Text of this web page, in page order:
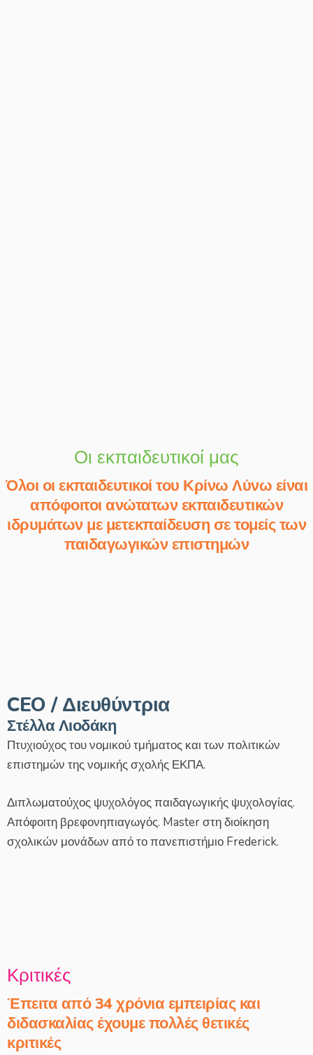
Οι εκπαιδευτικοί μας
Όλοι οι εκπαιδευτικοί του Κρίνω Λύνω είναι
απόφοιτοι ανώτατων εκπαιδευτικών
ιδρυμάτων με μετεκπαίδευση σε τομείς των
παιδαγωγικών επιστημών
CEO / Διευθύντρια
Στέλλα Λιοδάκη
Πτυχιούχος του νομικού τμήματος και των πολιτικών
επιστημών της νομικής σχολής ΕΚΠΑ.
Διπλωματούχος ψυχολόγος παιδαγωγικής ψυχολογίας.
Απόφοιτη βρεφονηπιαγωγός. Master στη διοίκηση
σχολικών μονάδων από το πανεπιστήμιο Frederick.
Κριτικές
Έπειτα από 34 χρόνια εμπειρίας και
διδασκαλίας έχουμε πολλές θετικές
κριτικές